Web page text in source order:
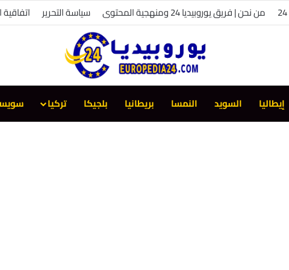
من نحن | فريق يوروبيديا 24 ومنهجية المحتوى سياسة التحرير
إيطاليا السويد النمسا بريطانيا بلجيكا تركيا